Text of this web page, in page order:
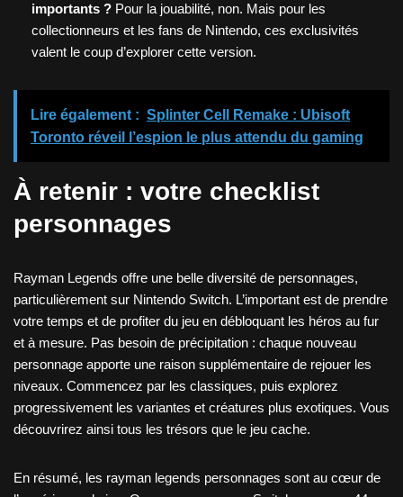
importants ? Pour la jouabilité, non. Mais pour les
collectionneurs et les fans de Nintendo, ces exclusivités
valent le coup d’explorer cette version.
Lire également : Splinter Cell Remake : Ubisoft
Toronto réveil l’espion le plus attendu du gaming
À retenir : votre checklist
personnages
Rayman Legends offre une belle diversité de personnages,
particulièrement sur Nintendo Switch. L’important est de prendre
votre temps et de profiter du jeu en débloquant les héros au fur
et à mesure. Pas besoin de précipitation : chaque nouveau
personnage apporte une raison supplémentaire de rejouer les
niveaux. Commencez par les classiques, puis explorez
progressivement les variantes et créatures plus exotiques. Vous
découvrirez ainsi tous les trésors que le jeu cache.
En résumé, les rayman legends personnages sont au cœur de